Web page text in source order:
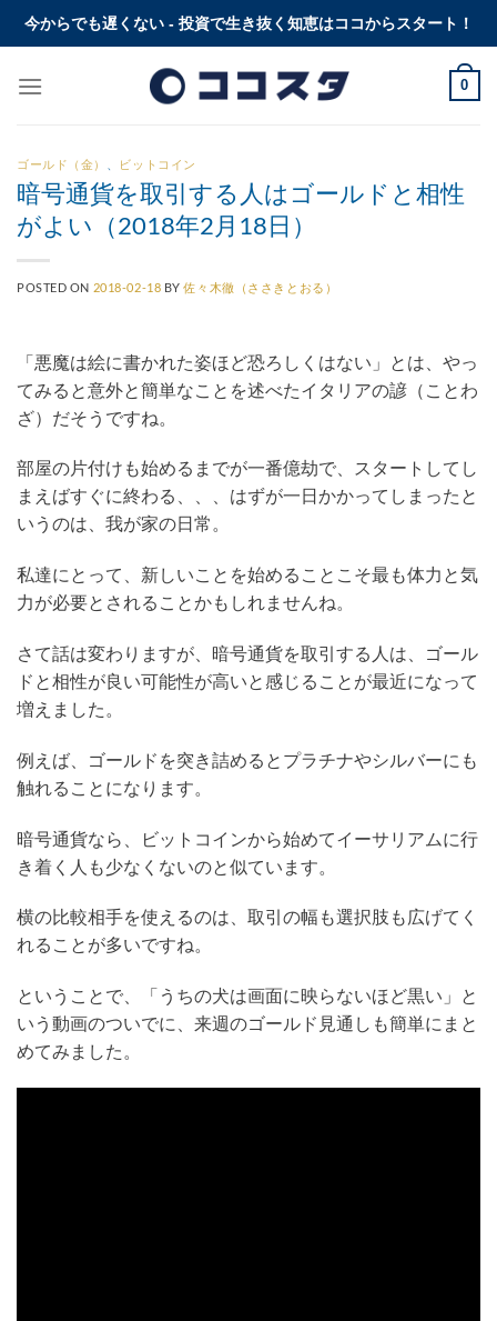
Skip今からでも遅くない - 投資で生き抜く知恵はココからスタート！
0
ゴールド（金） ビットコイン
暗号通貨を取引する人はゴールドと相性
がよい（2018年2月18日）
POSTED ON 2018-02-18 BY佐々木徹（ささきとおる）
「悪魔は絵に書かれた姿ほど恐ろしくはない」とは、やっ
てみると意外と簡単なことを述べたイタリアの諺（ことわ
ざ）だそうですね。
部屋の片付けも始めるまでが一番億劫で、スタートしてし
まえばすぐに終わる、、、はずが一日かかってしまったと
いうのは、我が家の日常。
私達にとって、新しいことを始めることこそ最も体力と気
力が必要とされることかもしれませんね。
さて話は変わりますが、暗号通貨を取引する人は、ゴール
ドと相性が良い可能性が高いと感じることが最近になって
増えました。
例えば、ゴールドを突き詰めるとプラチナやシルバーにも
触れることになります。
暗号通貨なら、ビットコインから始めてイーサリアムに行
き着く人も少なくないのと似ています。
横の比較相手を使えるのは、取引の幅も選択肢も広げてく
れることが多いですね。
ということで、「うちの犬は画面に映らないほど黒い」と
いう動画のついでに、来週のゴールド見通しも簡単にまと
めてみました。